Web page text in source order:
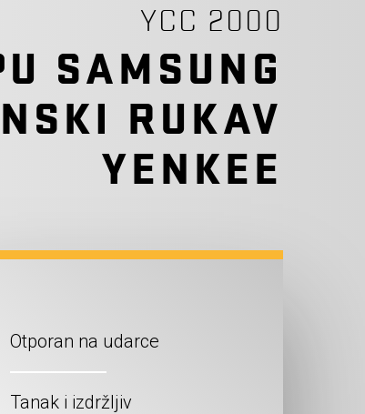
YCC 2000
SAMSUNG
RUKAV
YENKEE
Otporan na udarce
Tanak i izdržljiv